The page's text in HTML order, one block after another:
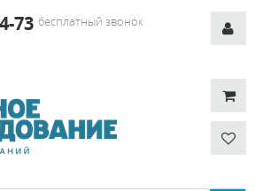
73 бесплатный звонок